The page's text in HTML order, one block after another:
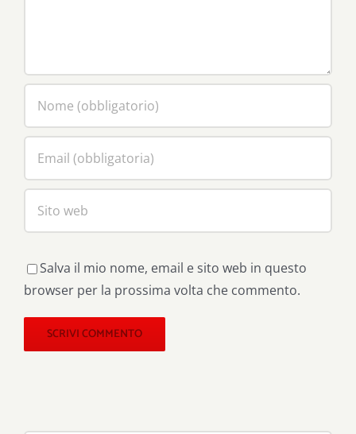
Salva il mio nome, email e sito web in questo
browser per la prossima volta che commento.